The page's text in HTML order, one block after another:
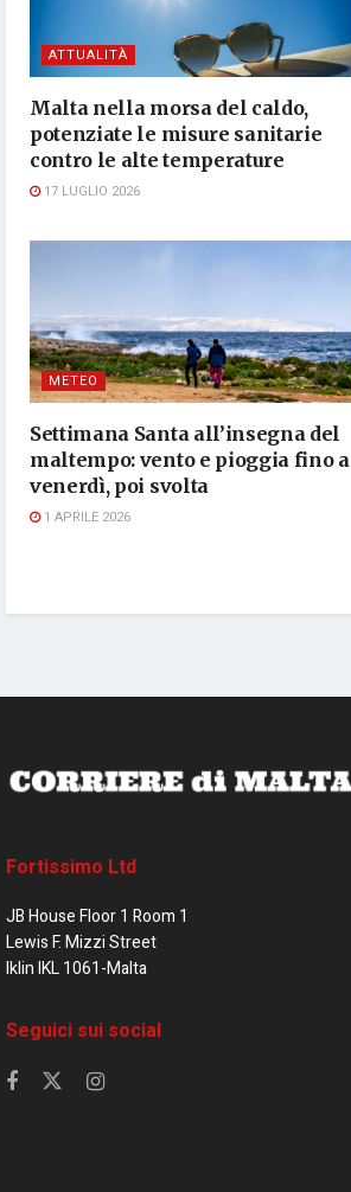
ATTUALITÀ
Malta nella morsa del caldo,
potenziate le misure sanitarie
contro le alte temperature
17 LUGLIO 2026
METEO
Settimana Santa all’insegna del
maltempo: vento e pioggia fino a
venerdì, poi svolta
1 APRILE 2026
Fortissimo Ltd
JB House Floor 1 Room 1
Lewis F. Mizzi Street
Iklin IKL 1061-Malta
Seguici sui social